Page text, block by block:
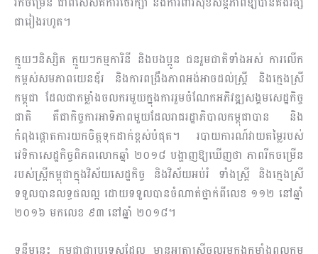
ជារៀងរហូត។
ក្មួយៗនិស្សិត ក្មួយៗកម្មការិនី និងបងប្អូន ជនរួមជាតិទាំងអស់ ការលើក
កម្ពស់សមភាពយេនឌ័រ និងការពង្រឹងភាពអង់ឤចដល់ស្ត្រី និងក្មេងស្រី
កម្ពុជា ដែលជាកម្លាំងចលករមួយក្នុងការរួមចំណែកអភិវឌ្ឍសង្គមសេដ្ឋកិច្ច
ជាតិ គឺជាកិច្ចការឤទិភាពមួយដែលរាជរដ្ឋាភិបាលកម្ពុជាបាន និង
កំពុងផ្តោតការយកចិត្តទុកដាក់ខ្ពស់បំផុត។ របាយការណ៍វាយតម្លៃរបស់
វេទិកាសេដ្ឋកិច្ចពិភពលោកឆ្នាំ ២០១៨ បង្ហាញឱ្យឃើញថា ភាពរីកចម្រើន
របស់ស្ត្រីកម្ពុជាក្នុងវិស័យសេដ្ឋកិច្ច និងវិស័យអប់រំ ទាំងស្ត្រី និងក្មេងស្រី
ទទួលបានលទ្ធផលល្អ ដោយទទួលបានចំណាត់ថ្នាក់ពីលេខ ១១២ នៅឆ្នាំ
២០១៦ មកលេខ ៩៣ នៅឆ្នាំ ២០១៨។